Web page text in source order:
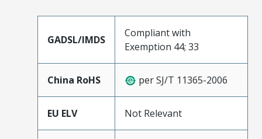
GADSL/IMDS
Compliant with
Exemption 44; 33
China RoHS per SJ/T 11365-2006
EU ELV Not Relevant